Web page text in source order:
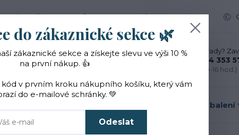
Vše o nákupu Reference Kontakt
Hledat
Nevíte si rady?
+420 774 353
(Po-Pá, 10-16 hod.)
Dárková balení
do zákaznické sekce 🌿
zákaznické sekce a získejte slevu ve výši 10 %
na první nákup. 👍
kód v prvním kroku nákupního košíku, který vám
do e-mailové schránky. 💚
Odeslat